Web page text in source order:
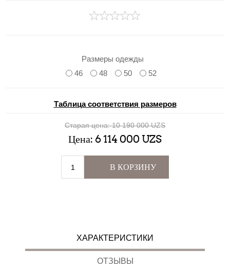
Размеры одежды
46
48 50 52
Таблица соответствия размеров
Старая цена: 10 190 000 UZS
Цена: 6 114 000 UZS
В КОРЗИНУ
ХАРАКТЕРИСТИКИ
ОТЗЫВЫ